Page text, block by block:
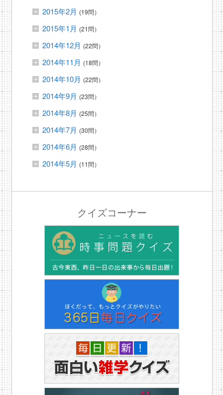
2015年2月 (19問）
2015年1月 (21問）
2014年12月 (22問）
2014年11月 (18問）
2014年10月 (22問）
2014年9月 (23問）
2014年8月 (25問）
2014年7月 (30問）
2014年6月 (28問）
2014年5月 (11問）
クイズコーナー